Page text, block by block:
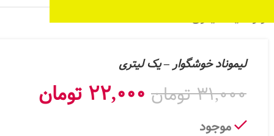
– یک لیتری
لیموناد خوشگوار – یک لیتری
31,000تومان 22,000 تومان
موجود